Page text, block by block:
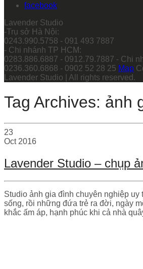
facebook
Lavender Studio
-Trụ sở Hà Nội:
0243.990.5758 - 091 493 7887
- Chi nhánh TP HCM:
0283.886.6887 - 0912.79.7887 - Chi
0236.360.6868 - 0902 52 28 25 Map
Lavender Studio | All rights reserved.
Tag Archives: ảnh
23
Oct 2016
Lavender Studio – chụp
Studio ảnh gia đình chuyên nghiệp
sống, rồi những đứa trẻ ra đời, ngày
khắc ấm áp, hạnh phúc khi cả nhà